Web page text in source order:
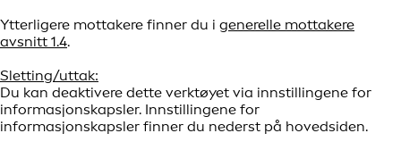
Ytterligere mottakere finner du i generelle mottakere
avsnitt 1.4.
Sletting/uttak:
Du kan deaktivere dette verktøyet via innstillingene for
informasjonskapsler. Innstillingene for
informasjonskapsler finner du nederst på hovedsiden.